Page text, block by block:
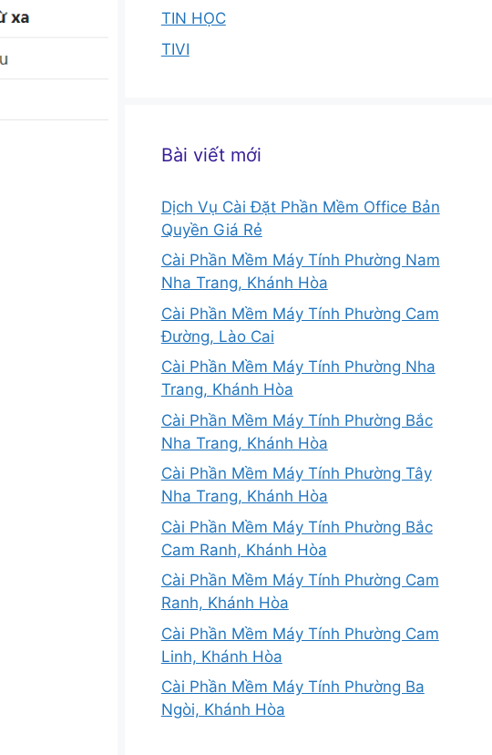
TIN HỌC
TIVI
Bài viết mới
Dịch Vụ Cài Đặt Phần Mềm Office Bản
Quyền Giá Rẻ
Cài Phần Mềm Máy Tính Phường Nam
Nha Trang, Khánh Hòa
Cài Phần Mềm Máy Tính Phường Cam
Đường, Lào Cai
Cài Phần Mềm Máy Tính Phường Nha
Trang, Khánh Hòa
Cài Phần Mềm Máy Tính Phường Bắc
Nha Trang, Khánh Hòa
Cài Phần Mềm Máy Tính Phường Tây
Nha Trang, Khánh Hòa
Cài Phần Mềm Máy Tính Phường Bắc
Cam Ranh, Khánh Hòa
Cài Phần Mềm Máy Tính Phường Cam
Ranh, Khánh Hòa
Cài Phần Mềm Máy Tính Phường Cam
Linh, Khánh Hòa
Cài Phần Mềm Máy Tính Phường Ba
Ngòi, Khánh Hòa